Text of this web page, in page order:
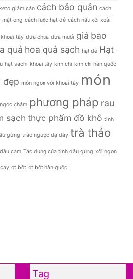
giảm cân cách bảo quản cách
mật ong cách luộc hạt dẻ cách nấu xôi xoài
khoai tây dưa chua dưa muối giá bao
quả hoa quả sạch hạt dẻ Hạt
hạt sachi khoai tây kim chi kim chi hàn quốc
đẹp món ngon với khoai tây món
châm phương pháp rau
sạch thực phẩm đồ khô tinh
gừng trào ngược dạ dày trà thảo
cam Tác dụng của tinh dầu gừng xôi ngon
ớt bột ớt bột hàn quốc
Tag